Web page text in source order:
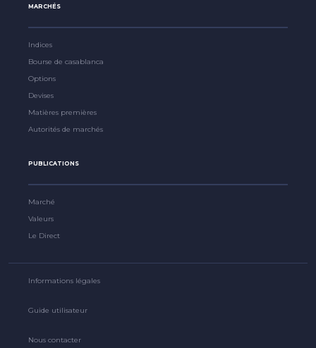
MARCHÉS
Indices
Bourse de casablanca
Options
Devises
Matières premières
Autorités de marchés
PUBLICATIONS
Marché
Valeurs
Le Direct
Informations légales
Guide utilisateur
Nous contacter